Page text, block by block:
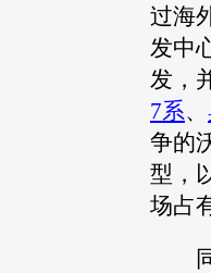
过海
发中
发，
7系、
争的
型，
场占
同